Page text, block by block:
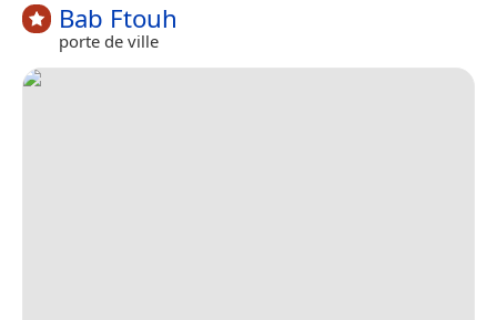
Bab Ftouh
porte de ville